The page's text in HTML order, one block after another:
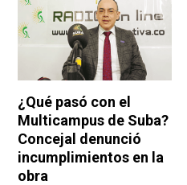
¿Qué pasó con el
Multicampus de Suba?
Concejal denunció
incumplimientos en la
obra